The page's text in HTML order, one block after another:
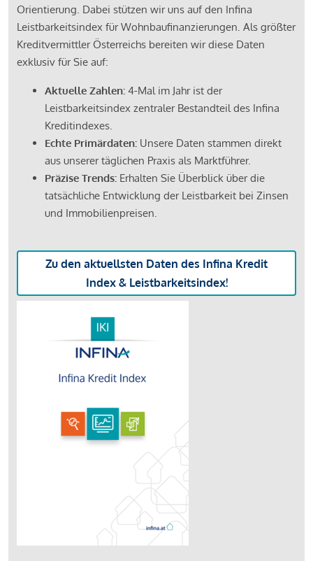
Orientierung. Dabei stützen wir uns auf den Infina
Leistbarkeitsindex für Wohnbaufinanzierungen. Als größter
Kreditvermittler Österreichs bereiten wir diese Daten
exklusiv für Sie auf:
Aktuelle Zahlen: 4-Mal im Jahr ist der
Leistbarkeitsindex zentraler Bestandteil des Infina
Kreditindexes.
Echte Primärdaten: Unsere Daten stammen direkt
aus unserer täglichen Praxis als Marktführer.
Präzise Trends: Erhalten Sie Überblick über die
tatsächliche Entwicklung der Leistbarkeit bei Zinsen
und Immobilienpreisen.
Zu den aktuellsten Daten des Infina Kredit
Index & Leistbarkeitsindex!